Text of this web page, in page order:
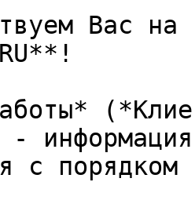
Вас на
с